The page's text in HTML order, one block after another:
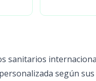
sanitarios
según sus